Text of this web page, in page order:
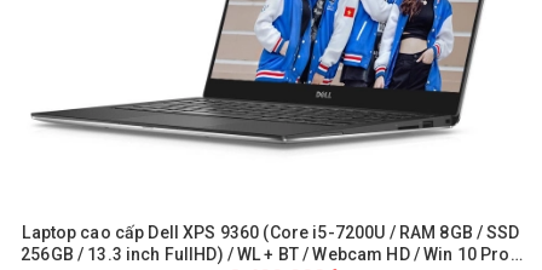
Laptop cao cấp Dell XPS 9360 (Core i5-7200U / RAM 8GB / SSD
256GB / 13.3 inch FullHD) / WL + BT / Webcam HD / Win 10 Pro -